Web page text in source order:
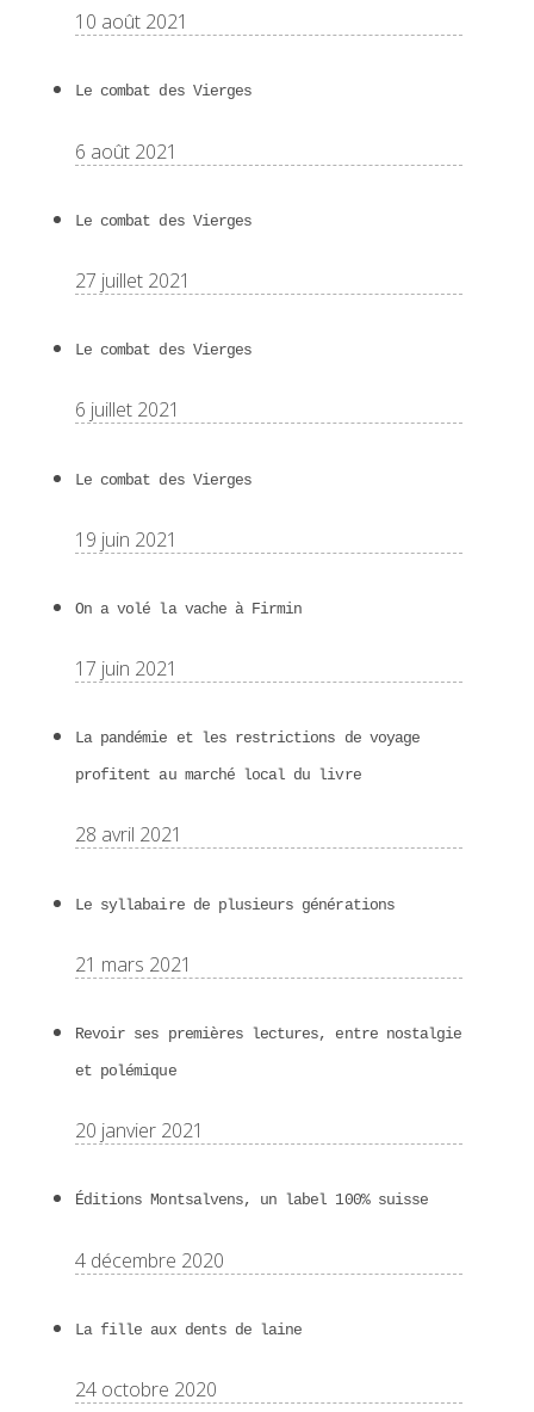
10 août 2021
Le combat des Vierges
6 août 2021
Le combat des Vierges
27 juillet 2021
Le combat des Vierges
6 juillet 2021
Le combat des Vierges
19 juin 2021
On a volé la vache à Firmin
17 juin 2021
La pandémie et les restrictions de voyage
profitent au marché local du livre
28 avril 2021
Le syllabaire de plusieurs générations
21 mars 2021
Revoir ses premières lectures, entre nostalgie
et polémique
20 janvier 2021
Éditions Montsalvens, un label 100% suisse
4 décembre 2020
La fille aux dents de laine
24 octobre 2020